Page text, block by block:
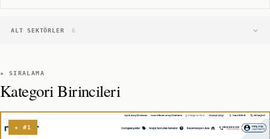
ALT SEKTÖRLER 6
★ SIRALAMA
Kategori Birincileri
★ #1